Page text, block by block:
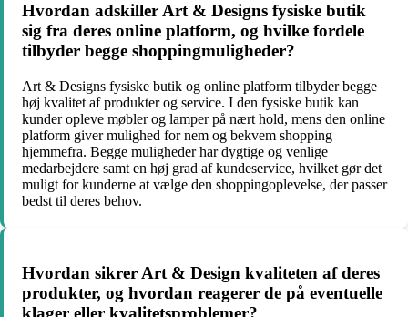
Hvordan adskiller Art & Designs fysiske butik
sig fra deres online platform, og hvilke fordele
tilbyder begge shoppingmuligheder?
Art & Designs fysiske butik og online platform tilbyder begge
høj kvalitet af produkter og service. I den fysiske butik kan
kunder opleve møbler og lamper på nært hold, mens den online
platform giver mulighed for nem og bekvem shopping
hjemmefra. Begge muligheder har dygtige og venlige
medarbejdere samt en høj grad af kundeservice, hvilket gør det
muligt for kunderne at vælge den shoppingoplevelse, der passer
bedst til deres behov.
Hvordan sikrer Art & Design kvaliteten af deres
produkter, og hvordan reagerer de på eventuelle
klager eller kvalitetsproblemer?